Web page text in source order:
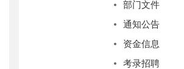
部门文件
通知公告
资金信息
考录招聘